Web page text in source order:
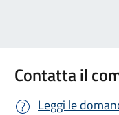
Contatta il
Leggi le